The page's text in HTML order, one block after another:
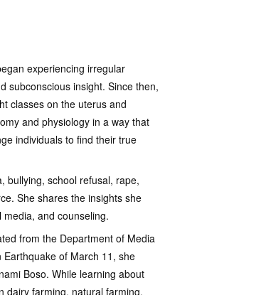
experiencing irregular
subconscious insight. Since then,
classes on the uterus and
and physiology in a way that
individuals to find their true
bullying, school refusal, rape,
She shares the insights she
and counseling.
from the Department of Media
of March 11, she
Boso. While learning about
dairy farming, natural farming,